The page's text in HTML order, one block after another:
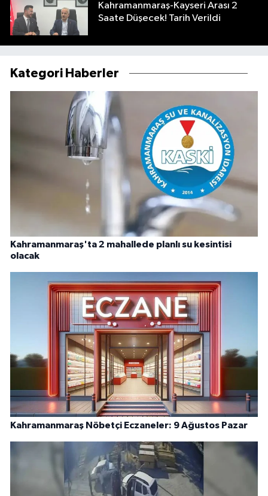
Kahramanmaraş-Kayseri Arası 2
Saate Düşecek! Tarih Verildi
Kategori Haberler
Kahramanmaraş'ta 2 mahallede planlı su kesintisi
olacak
Kahramanmaraş Nöbetçi Eczaneler: 9 Ağustos Pazar